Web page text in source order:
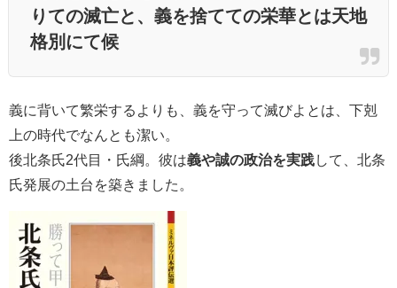
りての滅亡と、義を捨てての栄華とは天地
格別にて候
義に背いて繁栄するよりも、義を守って滅びよとは、下剋
上の時代でなんとも潔い。
後北条氏2代目・氏綱。彼は義や誠の政治を実践して、北条
氏発展の土台を築きました。